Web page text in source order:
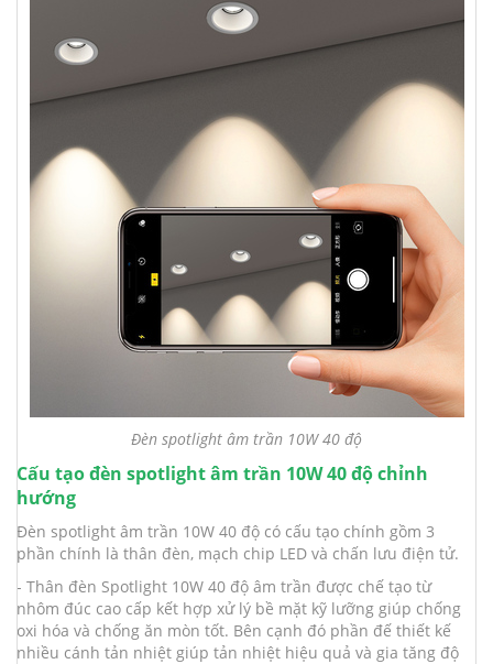
Đèn spotlight âm trần 10W 40 độ
Cấu tạo đèn spotlight âm trần 10W 40 độ chỉnh
hướng
Đèn spotlight âm trần 10W 40 độ có cấu tạo chính gồm 3
phần chính là thân đèn, mạch chip LED và chấn lưu điện tử.
- Thân đèn Spotlight 10W 40 độ âm trần được chế tạo từ
nhôm đúc cao cấp kết hợp xử lý bề mặt kỹ lưỡng giúp chống
oxi hóa và chống ăn mòn tốt. Bên cạnh đó phần đế thiết kế
nhiều cánh tản nhiệt giúp tản nhiệt hiệu quả và gia tăng độ